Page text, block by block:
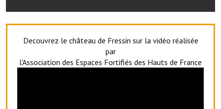
Le foyer de la Planquette
Decouvrez le château de Fressin sur la vidéo réalisée
par
l'Association des Espaces Fortifiés des Hauts de France